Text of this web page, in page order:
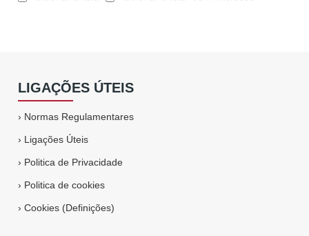
LIGAÇÕES ÚTEIS
› Normas Regulamentares
› Ligações Úteis
› Politica de Privacidade
› Politica de cookies
›Cookies (Definições)